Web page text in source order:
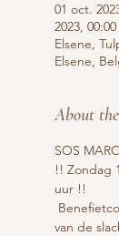
01 oct.
2023, 00:00
Elsene,
Elsene,
About
SOS
!! Zondag
uur !!
van de